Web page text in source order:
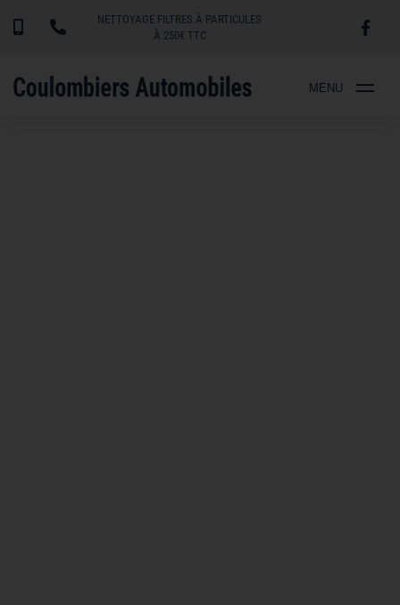
NETTOYAGE FILTRES À PARTICULES
À 250€ TTC
MENU